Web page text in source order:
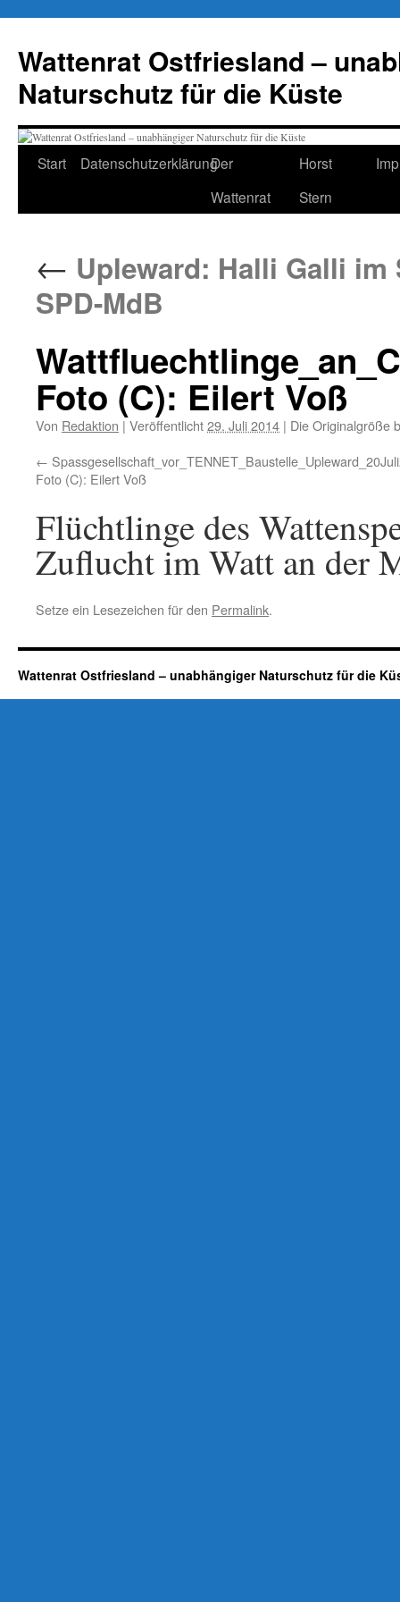
springen
Wattenrat Ostfriesland –
Naturschutz für die Küste
Start DatenschutzerklärungDer
Wattenrat
Horst
Stern
← Upleward: Halli Galli im
SPD-MdB
Foto (C): Eilert Voß
Von Redaktion | Veröffentlicht29. Juli 2014 | Die Originalgröße
Foto (C): Eilert Voß
Flüchtlinge des
Zuflucht im Watt an der
Setze ein Lesezeichen für den Permalink.
Wattenrat Ostfriesland – unabhängiger Naturschutz für die